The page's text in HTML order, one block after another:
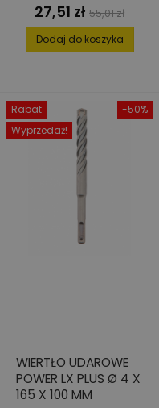
Cena
27,51 zł Cena
podstawowa
55,01 zł
Dodaj do koszyka
-50%
Rabat
Wyprzedaż!
WIERTŁO UDAROWE
POWER LX PLUS Ø 4 X
165 X 100 MM